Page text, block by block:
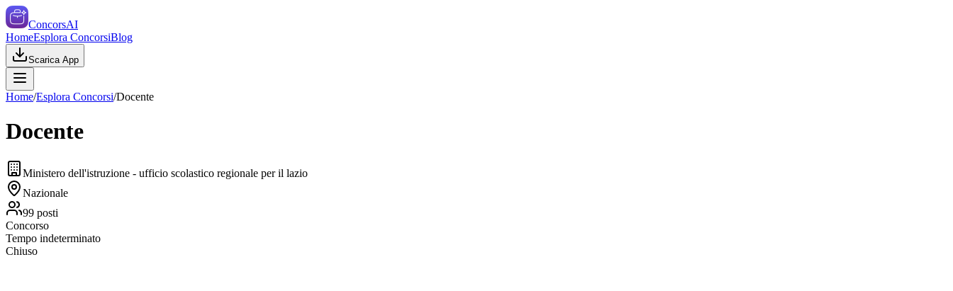
ConcorsAI
HomeEsplora ConcorsiBlog
Scarica App
Home/Esplora Concorsi/Docente
Docente
Ministero dell'istruzione - ufficio scolastico regionale per il lazio
Nazionale
99 posti
Concorso
Tempo indeterminato
Chiuso